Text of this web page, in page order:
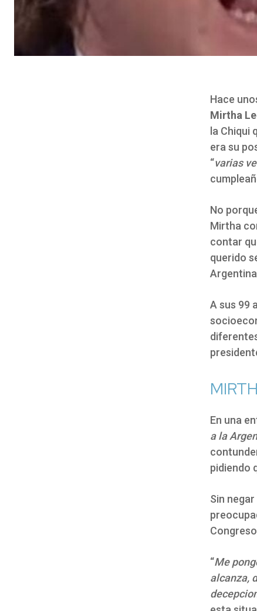
Hace
Mirtha
la Chiqui
era su
“varias
No
Mirtha
contar
querido
A sus 99
En una
a la
pidiendo
Sin
“Me
alcanza,